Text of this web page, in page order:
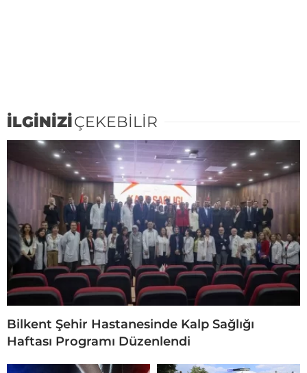
İLGİNİZİÇEKEBİLİR
Bilkent Şehir Hastanesinde Kalp Sağlığı
Haftası Programı Düzenlendi